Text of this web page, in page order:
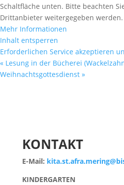
Schaltfläche unten. Bitte beachten
Drittanbieter weitergegeben werden.
Mehr Informationen
Inhalt entsperren
Erforderlichen Service akzeptieren
« Lesung in der Bücherei
Weihnachtsgottesdienst »
KONTAKT
E-Mail:
KINDERGARTEN